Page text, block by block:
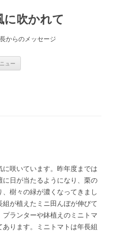
に吹かれて
からのメッセージ
ュー
咲いています。昨年度までは
日が当たるようになり、栗の
樹々の緑が濃くなってきまし
が植えたミニ田んぼが伸びて
ランターや鉢植えのミニトマ
ります。ミニトマトは年長組